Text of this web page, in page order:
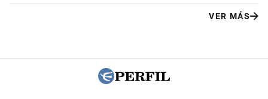
VER MÁS